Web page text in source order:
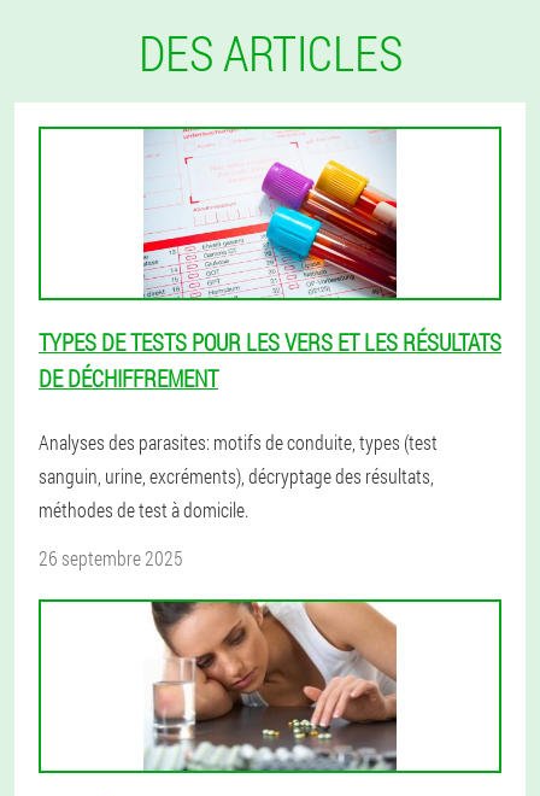
DES ARTICLES
TYPES DE TESTS POUR LES VERS ET LES RÉSULTATS
DE DÉCHIFFREMENT
Analyses des parasites: motifs de conduite, types (test
sanguin, urine, excréments), décryptage des résultats,
méthodes de test à domicile.
26 septembre 2025